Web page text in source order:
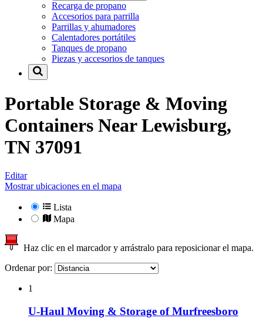
Recarga de propano
Accesorios para parrilla
Parrillas y ahumadores
Calentadores portátiles
Tanques de propano
Piezas y accesorios de tanques
Portable Storage & Moving
Containers NearLewisburg,
TN 37091
Editar
Mostrar ubicaciones en el mapa
Lista
Mapa
Haz clic en el marcador y arrástralo para reposicionar el mapa.
Ordenar por:
1
U-Haul Moving & Storage of Murfreesboro